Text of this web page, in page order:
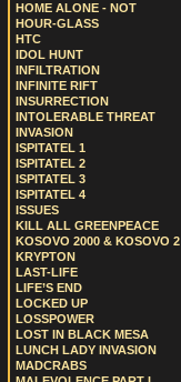
HOME ALONE - NOT
HOUR-GLASS
HTC
IDOL HUNT
INFILTRATION
INFINITE RIFT
INSURRECTION
INTOLERABLE THREAT
INVASION
ISPITATEL 1
ISPITATEL 2
ISPITATEL 3
ISPITATEL 4
ISSUES
KILL ALL GREENPEACE
KOSOVO 2000 & KOSOVO 2
KRYPTON
LAST-LIFE
LIFE’S END
LOCKED UP
LOSSPOWER
LOST IN BLACK MESA
LUNCH LADY INVASION
MADCRABS